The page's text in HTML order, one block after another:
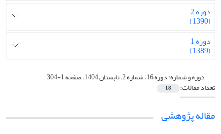
دوره 2
(1390)
دوره 1
(1389)
دوره و شماره:دوره 16، شماره 2، تابستان 1404، صفحه 1-304
تعداد مقالات: 18
مقاله پژوهشی